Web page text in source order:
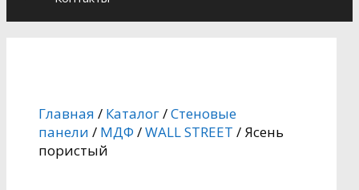
Главная / Каталог/Стеновые
панели / МДФ /WALL STREET / Ясень
пористый